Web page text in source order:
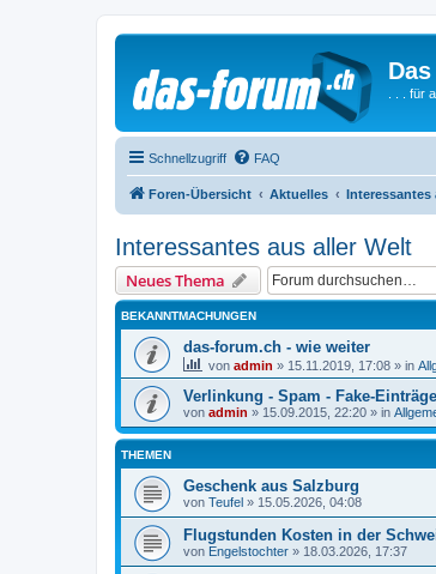
. . . für
Schnellzugriff FAQ
Foren-Übersicht Aktuelles Interessantes
Interessantes aus aller Welt
Neues Thema
BEKANNTMACHUNGEN
das-forum.ch - wie weiter
von admin » 15.11.2019, 17:08 » in
Verlinkung - Spam - Fake-Einträge
von admin » 15.09.2015, 22:20 » in
THEMEN
Geschenk aus Salzburg
von Teufel » 15.05.2026, 04:08
Flugstunden Kosten in der
von Engelstochter » 18.03.2026, 17:37